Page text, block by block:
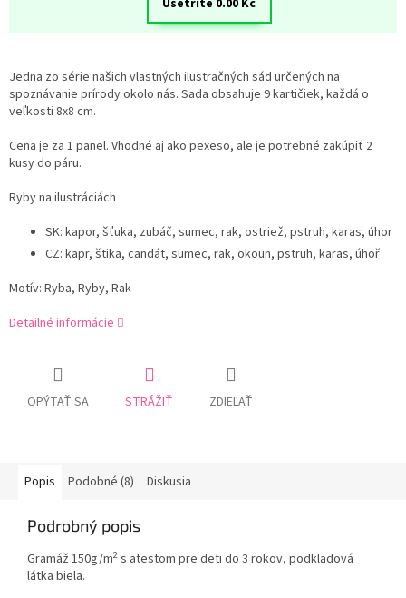
Ušetríte 0.00 Kč
Jedna zo série našich vlastných ilustračných sád určených na
spoznávanie prírody okolo nás. Sada obsahuje 9 kartičiek, každá o
veľkosti 8x8 cm.
Cena je za 1 panel. Vhodné aj ako pexeso, ale je potrebné zakúpiť 2
kusy do páru.
Ryby na ilustráciách
SK: kapor, šťuka, zubáč, sumec, rak, ostriež, pstruh, karas, úhor
CZ: kapr, štika, candát, sumec, rak, okoun, pstruh, karas, úhoř
Motív: Ryba, Ryby, Rak
Detailné informácie
OPÝTAŤ SA STRÁŽIŤ ZDIEĽAŤ
Popis Podobné (8) Diskusia
Podrobný popis
Gramáž 150g/m2 s atestom pre deti do 3 rokov, podkladová
látka biela.